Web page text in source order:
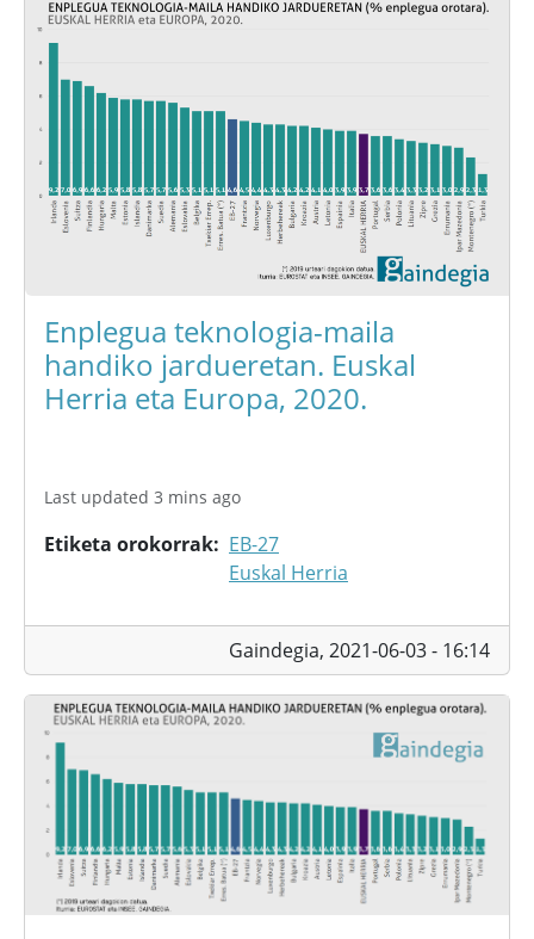
Enplegua teknologia-maila
handiko jardueretan. Euskal
Herria eta Europa, 2020.
Last updated 3 mins ago
Etiketa orokorrak
EB-27
Euskal Herria
Gaindegia, 2021-06-03 - 16:14